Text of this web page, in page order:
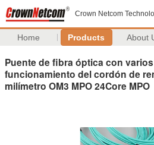
Crown Netcom
Home Products About
Puente de fibra óptica con
funcionamiento del cordón de
milímetro OM3 MPO 24Core MPO